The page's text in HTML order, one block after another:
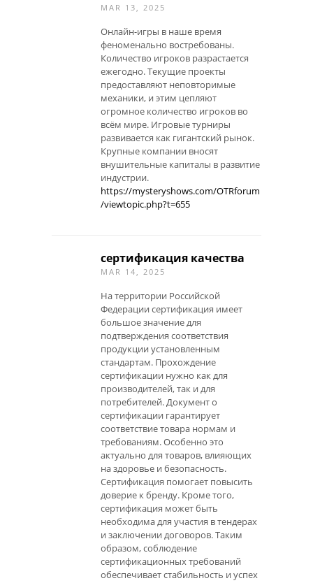
MAR 13, 2025
Онлайн-игры в наше время
феноменально востребованы.
Количество игроков разрастается
ежегодно. Текущие проекты
предоставляют неповторимые
механики, и этим цепляют
огромное количество игроков во
всём мире. Игровые турниры
развивается как гигантский рынок.
Крупные компании вносят
внушительные капиталы в развитие
индустрии.
https://mysteryshows.com/OTRforum
/viewtopic.php?t=655
сертификация качества
MAR 14, 2025
На территории Российской
Федерации сертификация имеет
большое значение для
подтверждения соответствия
продукции установленным
стандартам. Прохождение
сертификации нужно как для
производителей, так и для
потребителей. Документ о
сертификации гарантирует
соответствие товара нормам и
требованиям. Особенно это
актуально для товаров, влияющих
на здоровье и безопасность.
Сертификация помогает повысить
доверие к бренду. Кроме того,
сертификация может быть
необходима для участия в тендерах
и заключении договоров. Таким
образом, соблюдение
сертификационных требований
обеспечивает стабильность и успех